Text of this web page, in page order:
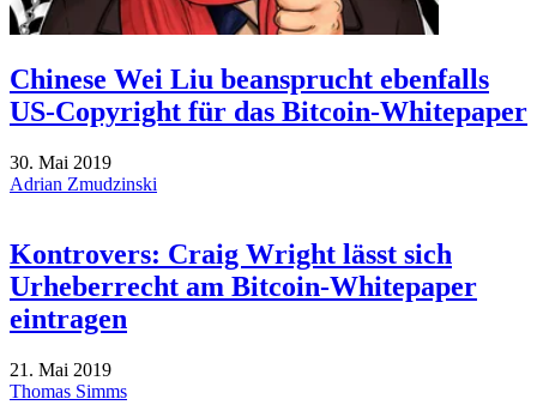
Chinese Wei Liu beansprucht ebenfalls
US-Copyright für das Bitcoin-Whitepaper
30. Mai 2019
Adrian Zmudzinski
Kontrovers: Craig Wright lässt sich
Urheberrecht am Bitcoin-Whitepaper
eintragen
21. Mai 2019
Thomas Simms